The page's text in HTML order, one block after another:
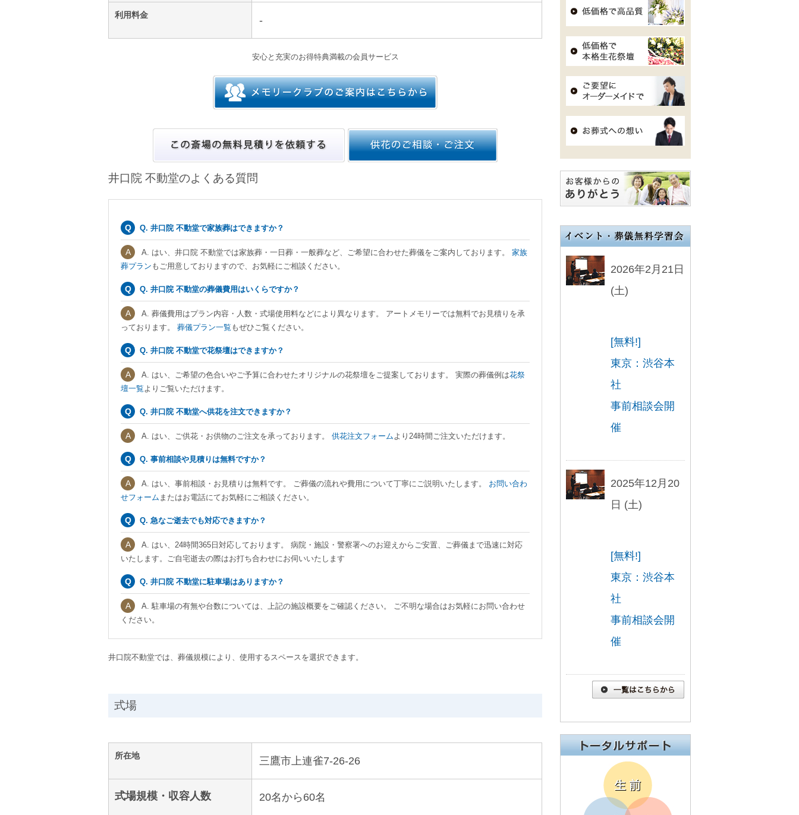
利用料金 -
安心と充実のお得特典満載の会員サービス
井口院 不動堂のよくある質問
Q. 井口院 不動堂で家族葬はできますか？
A. はい、井口院 不動堂では家族葬・一日葬・一般葬など、ご希望に合わせた葬儀をご案内しております。 家族
葬プラン もご用意しておりますので、お気軽にご相談ください。
Q. 井口院 不動堂の葬儀費用はいくらですか？
A. 葬儀費用はプラン内容・人数・式場使用料などにより異なります。 アートメモリーでは無料でお見積りを承
っております。 葬儀プラン一覧 もぜひご覧ください。
Q. 井口院 不動堂で花祭壇はできますか？
A. はい、ご希望の色合いやご予算に合わせたオリジナルの花祭壇をご提案しております。 実際の葬儀例は花祭
壇一覧 よりご覧いただけます。
Q. 井口院 不動堂へ供花を注文できますか？
A. はい、ご供花・お供物のご注文を承っております。 供花注文フォーム より24時間ご注文いただけます。
Q. 事前相談や見積りは無料ですか？
A. はい、事前相談・お見積りは無料です。 ご葬儀の流れや費用について丁寧にご説明いたします。 お問い合わ
せフォーム またはお電話にてお気軽にご相談ください。
Q. 急なご逝去でも対応できますか？
A. はい、24時間365日対応しております。 病院・施設・警察署へのお迎えからご安置、ご葬儀まで迅速に対応
いたします。ご自宅逝去の際はお打ち合わせにお伺いいたします
Q. 井口院 不動堂に駐車場はありますか？
A. 駐車場の有無や台数については、上記の施設概要をご確認ください。 ご不明な場合はお気軽にお問い合わせ
ください。
井口院不動堂では、葬儀規模により、使用するスペースを選択できます。
式場
所在地 三鷹市上連雀7-26-26
式場規模・収容人数 20名から60名
2026年2月21日
(土)
[無料!]
東京：渋谷本
社
事前相談会開
催
2025年12月20
日 (土)
[無料!]
東京：渋谷本
社
事前相談会開
催